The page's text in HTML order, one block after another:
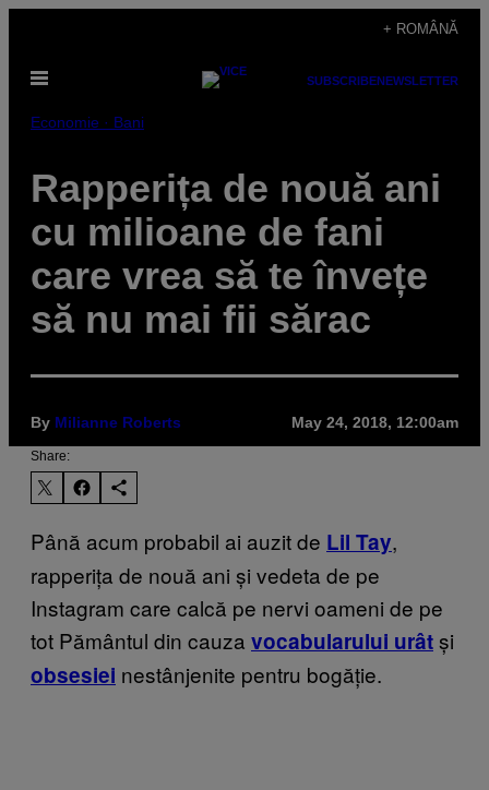
content
+ ROMÂNĂ
Open
SUBSCRIBENEWSLETTER
Economie · Bani
Rapperița de nouă ani
cu milioane de fani
care vrea să te învețe
să nu mai fii sărac
By Milianne Roberts May 24, 2018, 12:00am
Share:
Până acum probabil ai auzit de Lil Tay,
rapperița de nouă ani și vedeta de pe
Instagram care calcă pe nervi oameni de pe
tot Pământul din cauza vocabularului urâtși
obsesiei nestânjenite pentru bogăție.